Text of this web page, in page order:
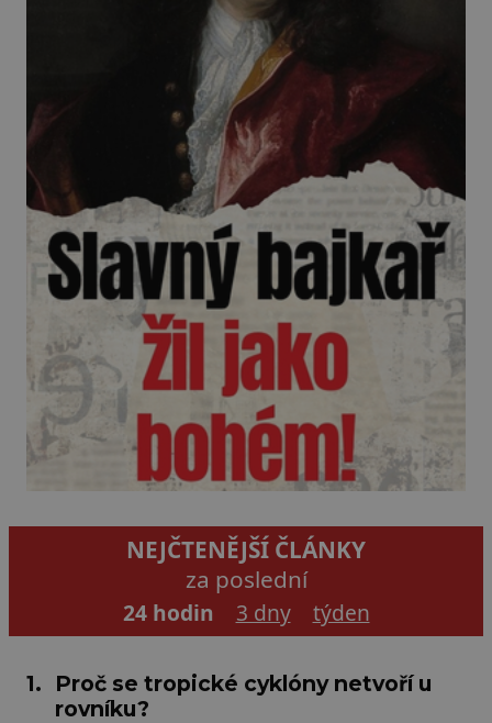
NEJČTENĚJŠÍ ČLÁNKY
za poslední
24 hodin 3 dny týden
1.
Proč se tropické cyklóny netvoří u
rovníku?